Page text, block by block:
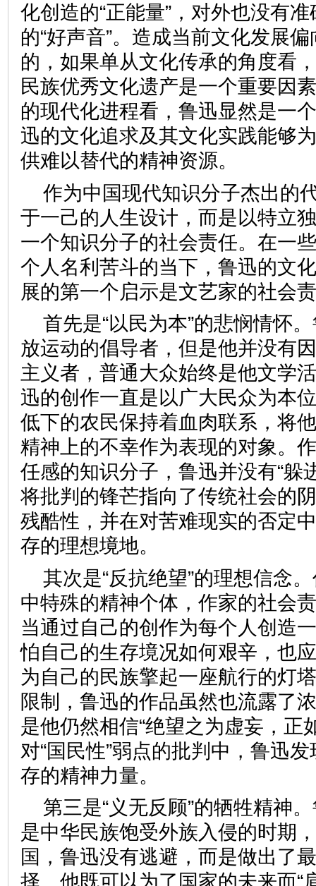
化创造的“正能量”，对外也没有
的“好声音”。造成当前文化发展
的，如果单从文化传承的角度看
民族优秀文化遗产是一个重要因
的现代化进程看，鲁迅显然是一
迅的文化追求及其文化实践能够
供难以替代的精神资源。
作为中国现代知识分子杰出的
于一己的人生设计，而是以特立
一个知识分子的社会责任。在一
个人名利苦斗的当下，鲁迅的文
展的第一个启示是文艺家的
首先是“以民为本”的悲悯情怀
放运动的倡导者，但是他并没有
主义者，普通大众始终是他文学
迅的创作一直是以广大民众为本
低下的农民保持着血肉联系，将
精神上的不幸作为表现的对象。
任感的知识分子，鲁迅并没有“躲
将批判的锋芒指向了传统社会的
残酷性，并在对苦难现实的否定
存的理想境地。
其次是“反抗绝望”的理想信念
中特殊的精神个体，作家的社会
当通过自己的创作为每个人创造
怕自己的生存境况如何艰辛，也
为自己的民族擎起一座航行的灯
限制，鲁迅的作品虽然也流露了
是他仍然相信“绝望之为虚妄，正
对“国民性”弱点的批判中，鲁迅
存的精神力量。
第三是“义无反顾”的牺牲精神
是中华民族饱受外族入侵的时期
国，鲁迅没有逃避，而是做出了
择。他既可以为了国家的未来而“